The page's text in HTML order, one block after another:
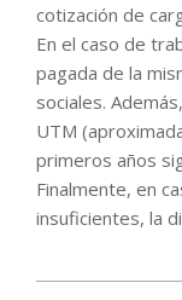
cotización de
En el caso de
pagada de la
sociales.
UTM
primeros años
Finalmente, en
insuficientes, la